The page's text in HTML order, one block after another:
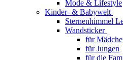
Mode & Lifestyle
Kinder- & Babywelt
Sternenhimmel
Wandsticker
für
für Jungen
für die